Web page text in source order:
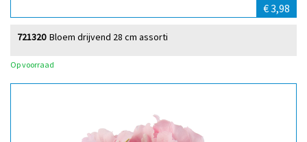
€ 3,98
Bloem drijvend 28 cm assorti
721320
Op voorraad